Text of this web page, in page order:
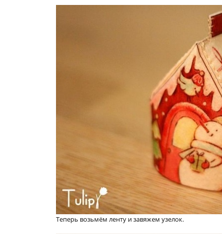
Теперь возьмём ленту и завяжем узелок.